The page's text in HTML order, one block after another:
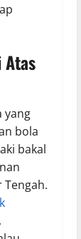
yang
bola
bakal
,